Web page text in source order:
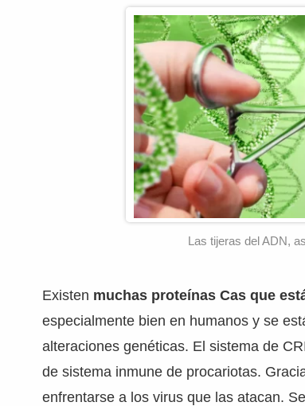
Las tijeras del ADN,
Existen muchas proteínas Cas que
especialmente bien en humanos y se
alteraciones genéticas. El sistema de
de sistema inmune de procariotas.
enfrentarse a los virus que las atacan.